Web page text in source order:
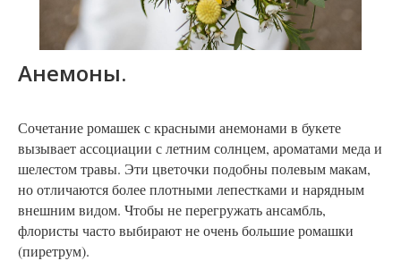
Анемоны.
Сочетание ромашек с красными анемонами в букете
вызывает ассоциации с летним солнцем, ароматами меда и
шелестом травы. Эти цветочки подобны полевым макам,
но отличаются более плотными лепестками и нарядным
внешним видом. Чтобы не перегружать ансамбль,
флористы часто выбирают не очень большие ромашки
(пиретрум).